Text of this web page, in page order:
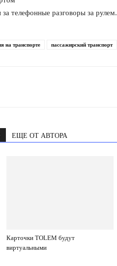
телефонные разговоры за рулем.
на транспорте пассажирский транспорт
ЕЩЕ ОТ АВТОРА
Карточки TOLEM будут
виртуальными